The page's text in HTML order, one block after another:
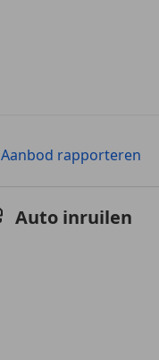
Aanbod rapporteren
Auto inruilen